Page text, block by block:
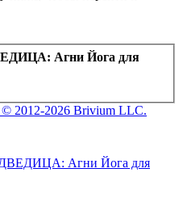
Агни Йога для
2012-2026 Brivium LLC.